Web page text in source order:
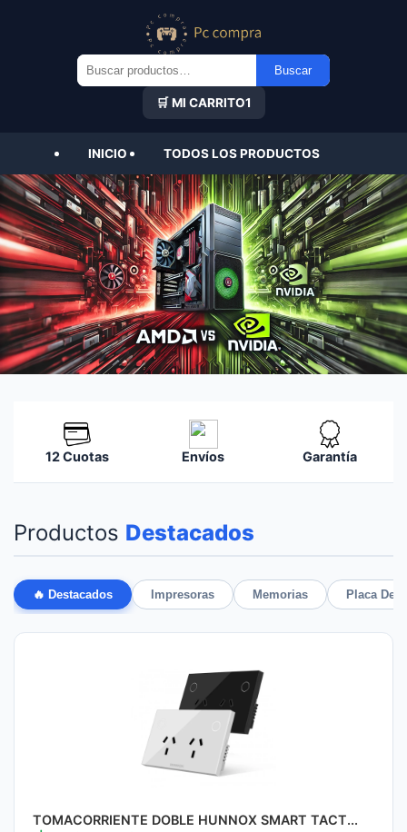
Buscar
por:
Buscar
🛒 MI CARRITO1
INICIO TODOS LOS PRODUCTOS
12 Cuotas Envíos Garantía
Productos Destacados
🔥 Destacados Impresoras Memorias Placa De
TOMACORRIENTE DOBLE HUNNOX SMART TACT...